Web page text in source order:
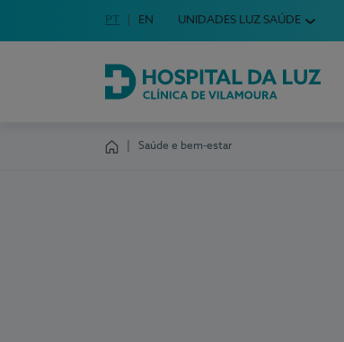
Escolha o seu idioma
Idioma em Português
PT English Language
EN UNIDADES LUZ SAÚDE
Hospital da Luz Clínica de Vilamoura
Saúde e bem-estar